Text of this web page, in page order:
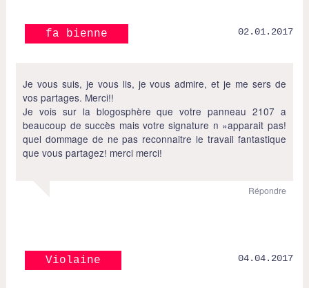
fa bienne 02.01.2017
Je vous suis, je vous lis, je vous admire, et je me sers de
vos partages. Merci!!
Je vois sur la blogosphère que votre panneau 2107 a
beaucoup de succès mais votre signature n »apparait pas!
quel dommage de ne pas reconnaitre le travail fantastique
que vous partagez! merci merci!
Répondre
Violaine 04.04.2017